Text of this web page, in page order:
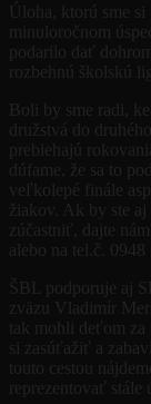
Úloha, ktorú sme si
minuloročnom
podarilo dať
rozbehnú školskú
Boli by sme radi,
družstvá do
prebiehajú
dúfame, že sa to
veľkolepé finále
žiakov. Ak by ste
zúčastniť, dajte
alebo na tel.č. 0948
ŠBL podporuje aj
zväzu Vladimír
tak mohli deťom
si zasúťažiť a
touto cestou
reprezentovať stále